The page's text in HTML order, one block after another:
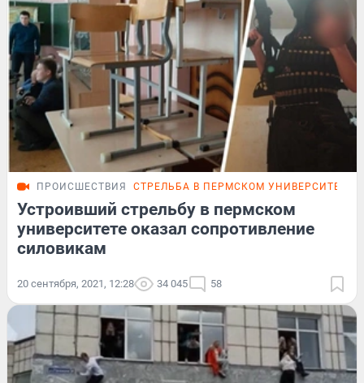
ПРОИСШЕСТВИЯ СТРЕЛЬБА В ПЕРМСКОМ УНИВЕРСИТЕТЕ
Устроивший стрельбу в пермском
университете оказал сопротивление
силовикам
20 сентября, 2021, 12:28 34 045 58